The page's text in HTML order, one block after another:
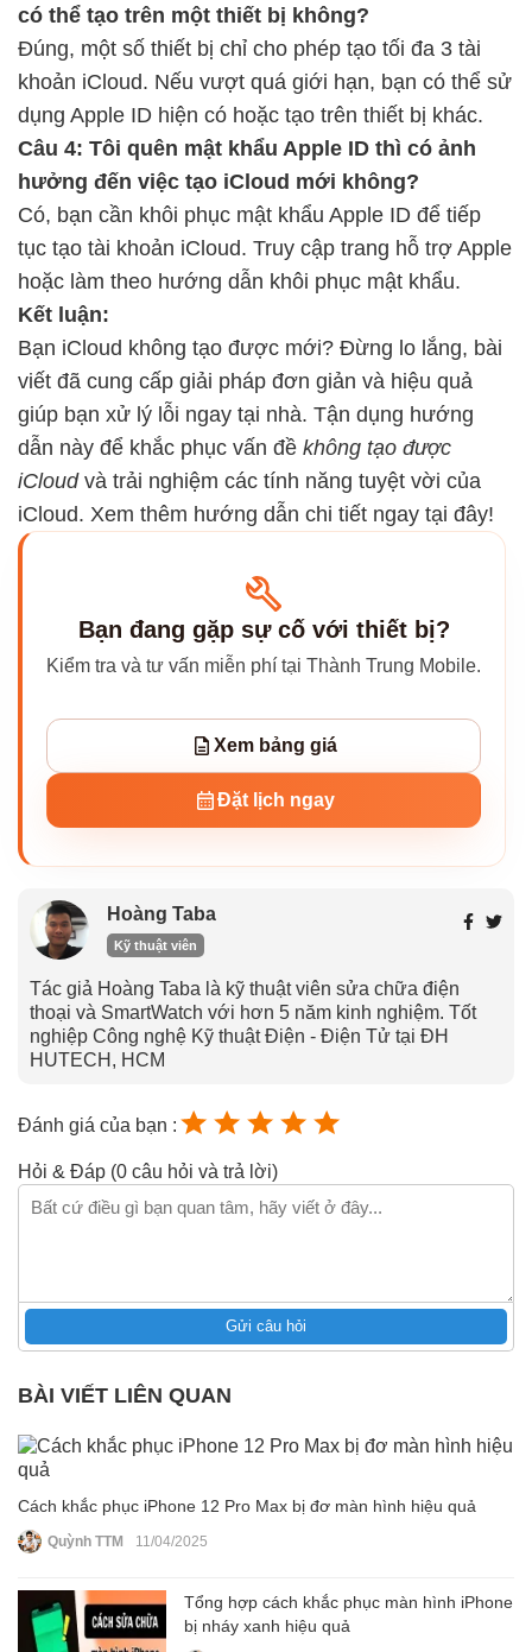
có thể tạo trên một thiết bị không?
Đúng, một số thiết bị chỉ cho phép tạo tối đa 3 tài
khoản iCloud. Nếu vượt quá giới hạn, bạn có thể sử
dụng Apple ID hiện có hoặc tạo trên thiết bị khác.
Câu 4: Tôi quên mật khẩu Apple ID thì có ảnh
hưởng đến việc tạo iCloud mới không?
Có, bạn cần khôi phục mật khẩu Apple ID để tiếp
tục tạo tài khoản iCloud. Truy cập trang hỗ trợ Apple
hoặc làm theo hướng dẫn khôi phục mật khẩu.
Kết luận:
Bạn iCloud không tạo được mới? Đừng lo lắng, bài
viết đã cung cấp giải pháp đơn giản và hiệu quả
giúp bạn xử lý lỗi ngay tại nhà. Tận dụng hướng
dẫn này để khắc phục vấn đề không tạo được
iCloudvà trải nghiệm các tính năng tuyệt vời của
iCloud. Xem thêm hướng dẫn chi tiết ngay tại đây!
Bạn đang gặp sự cố với thiết bị?
Kiểm tra và tư vấn miễn phí tại Thành Trung Mobile.
Xem bảng giá
Đặt lịch ngay
Hoàng Taba
Kỹ thuật viên
Tác giả Hoàng Taba là kỹ thuật viên sửa chữa điện
thoại và SmartWatch với hơn 5 năm kinh nghiệm. Tốt
nghiệp Công nghệ Kỹ thuật Điện - Điện Tử tại ĐH
HUTECH, HCM
Đánh giá của bạn :
Hỏi & Đáp (0 câu hỏi và trả lời)
Gửi câu hỏi
BÀI VIẾT LIÊN QUAN
Cách khắc phục iPhone 12 Pro Max bị đơ màn hình hiệu quả
Quỳnh TTM 11/04/2025
Tổng hợp cách khắc phục màn hình iPhone
bị nháy xanh hiệu quả